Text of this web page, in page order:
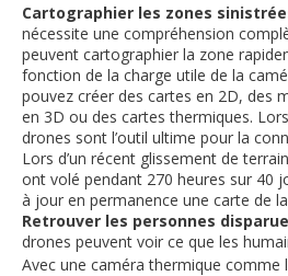
Cartographier les zones
nécessite une compréhension
peuvent cartographier la zone
fonction de la charge utile de la
pouvez créer des cartes en 2D, des
en 3D ou des cartes thermiques.
drones sont l’outil ultime pour la
Lors d’un récent glissement de
ont volé pendant 270 heures sur 40
à jour en permanence une carte de
Retrouver les personnes
drones peuvent voir ce que les
Avec une caméra thermique comme